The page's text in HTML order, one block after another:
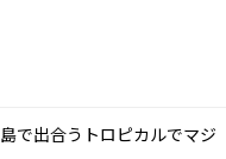
で出合うトロピカルでマジ